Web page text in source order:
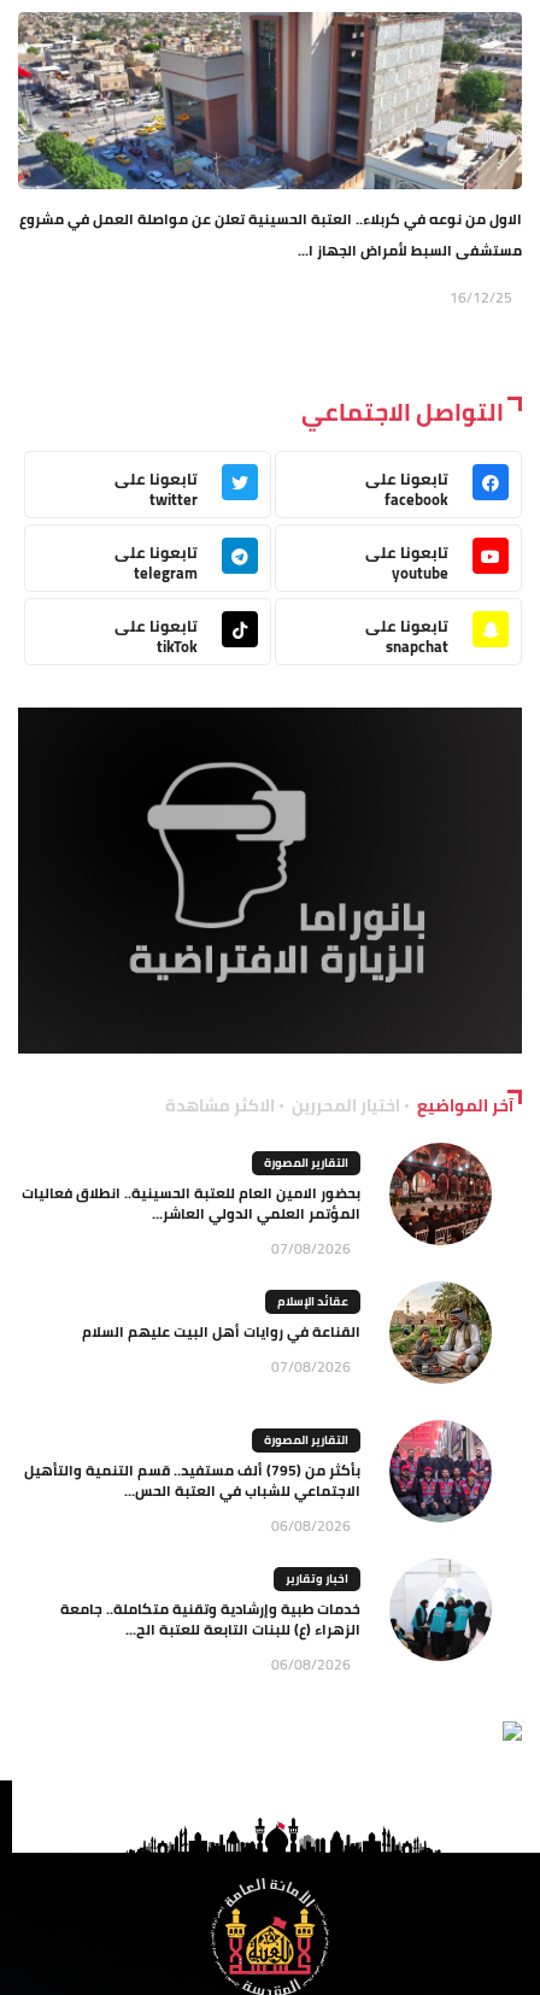
الاول من نوعه في كربلاء.. العتبة الحسينية تعلن عن مواصلة العمل في مشروع
مستشفى السبط لأمراض الجهاز ا...
16/12/25
التواصل الاجتماعي
تابعونا على
facebook
تابعونا على
twitter
تابعونا على
youtube
تابعونا على
telegram
تابعونا على
snapchat
تابعونا على
tikTok
آخر المواضيع اختيار المحررين الاكثر مشاهدة
التقارير المصورة
بحضور الامين العام للعتبة الحسينية.. انطلاق فعاليات
المؤتمر العلمي الدولي العاشر...
07/08/2026
عقائد الإسلام
القناعة في روايات أهل البيت عليهم السلام
07/08/2026
التقارير المصورة
بأكثر من (795) ألف مستفيد.. قسم التنمية والتأهيل
الاجتماعي للشباب في العتبة الحس...
06/08/2026
اخبار وتقارير
خدمات طبية وإرشادية وتقنية متكاملة.. جامعة
الزهراء (ع) للبنات التابعة للعتبة الح...
06/08/2026